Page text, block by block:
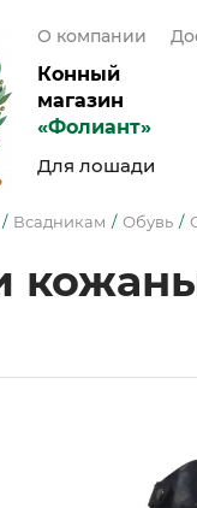
О компании
Конный
магазин
«Фолиант»
Для лошади
Всадникам Обувь